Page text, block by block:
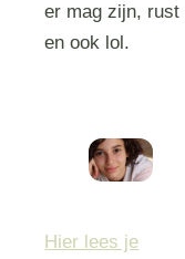
er mag zijn, rust
en ook lol.
Hier lees je